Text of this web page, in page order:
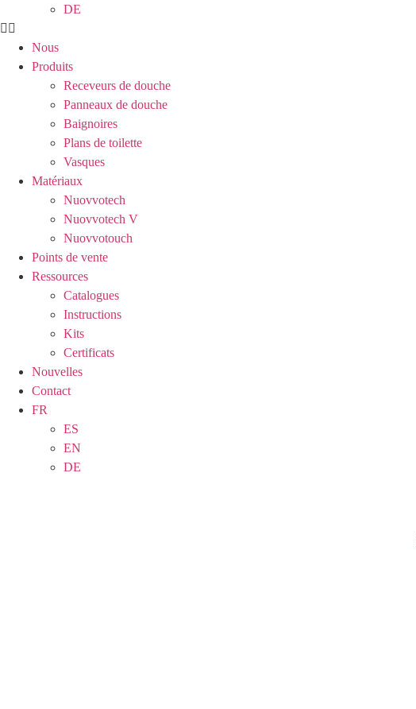
DE
Nous
Produits
Receveurs de douche
Panneaux de douche
Baignoires
Plans de toilette
Vasques
Matériaux
Nuovvotech
Nuovvotech V
Nuovvotouch
Points de vente
Ressources
Catalogues
Instructions
Kits
Certificats
Nouvelles
Contact
FR
ES
EN
DE